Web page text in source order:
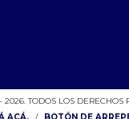
2026. TODOS LOS DERECHOS